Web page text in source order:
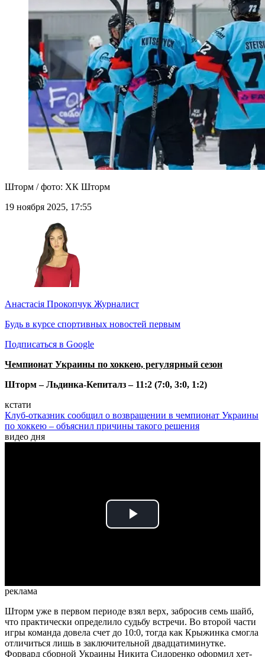
Шторм / фото: ХК Шторм
19 ноября 2025, 17:55
Анастасія Прокопчук Журналист
Будь в курсе спортивных новостей первым
Подписаться в Google
Чемпионат Украины по хоккею, регулярный сезон
Шторм – Льдинка-Кепиталз – 11:2 (7:0, 3:0, 1:2)
кстати
Клуб-отказник сообщил о возвращении в чемпионат Украины
по хоккею – объяснил причины такого решения
видео дня
Play
реклама
Шторм уже в первом периоде взял верх, забросив семь шайб,
что практически определило судьбу встречи. Во второй части
игры команда довела счет до 10:0, тогда как Крыжинка смогла
отличиться лишь в заключительной двадцатиминутке.
Форвард сборной Украины Никита Сидоренко оформил хет-